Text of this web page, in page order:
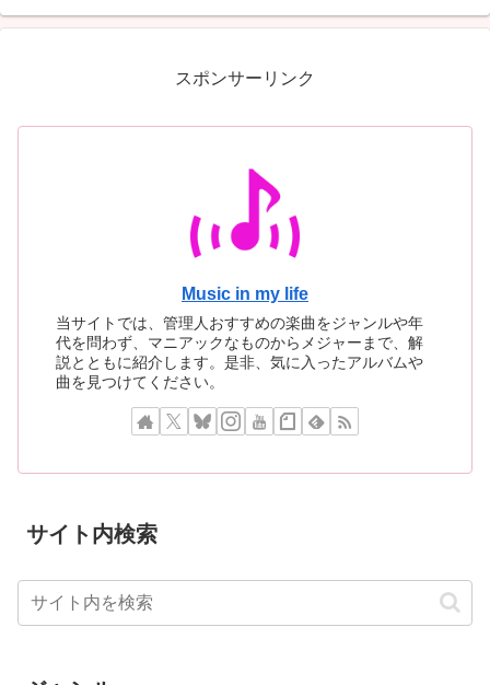
ァスト、そして最もユーモ
スポンサーリンク
Music in my life
当サイトでは、管理人おすすめの楽曲をジャンルや年
代を問わず、マニアックなものからメジャーまで、解
説とともに紹介します。是非、気に入ったアルバムや
曲を見つけてください。
サイト内検索